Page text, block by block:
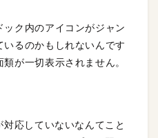
ク内のアイコンがジャン
るのかもしれないんです
が一切表示されません。
応していないなんてこと